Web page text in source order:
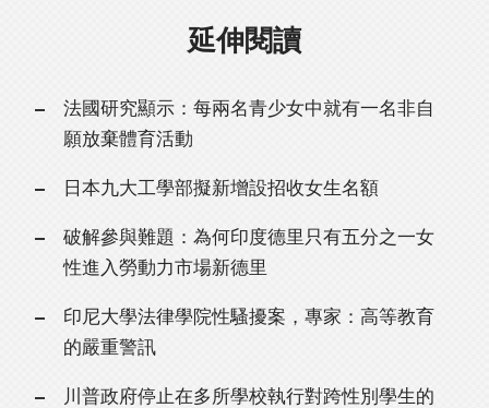
延伸閱讀
法國研究顯示：每兩名青少女中就有一名非自
願放棄體育活動
日本九大工學部擬新增設招收女生名額
破解參與難題：為何印度德里只有五分之一女
性進入勞動力市場新德里
印尼大學法律學院性騷擾案，專家：高等教育
的嚴重警訊
川普政府停止在多所學校執行對跨性別學生的